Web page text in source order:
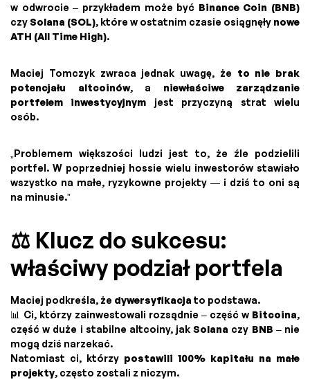
w odwrocie – przykładem może być Binance Coin (BNB)
czySolana (SOL), które w ostatnim czasie osiągnęły nowe
ATH (All Time High).
Maciej Tomczyk zwraca jednak uwagę, że to nie brak
potencjału altcoinów, a niewłaściwe zarządzanie
portfelem inwestycyjnym jest przyczyną strat wielu
osób.
„Problemem większości ludzi jest to, że źle podzielili
portfel. W poprzedniej hossie wielu inwestorów stawiało
wszystko na małe, ryzykowne projekty — i dziś to oni są
na minusie.”
⚖️ Klucz do sukcesu:
właściwy podział portfela
Maciej podkreśla, że dywersyfikacja to podstawa.
📊 Ci, którzy zainwestowali rozsądnie – część w Bitcoina,
część w duże i stabilne altcoiny, jakSolana czy BNB – nie
mogą dziś narzekać.
Natomiast ci, którzy postawili 100% kapitału na małe
projekty, często zostali z niczym.